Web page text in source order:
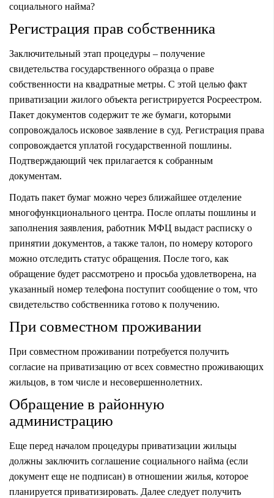
социального найма?
Регистрация прав собственника
Заключительный этап процедуры – получение
свидетельства государственного образца о праве
собственности на квадратные метры. С этой целью факт
приватизации жилого объекта регистрируется Росреестром.
Пакет документов содержит те же бумаги, которыми
сопровождалось исковое заявление в суд. Регистрация права
сопровождается уплатой государственной пошлины.
Подтверждающий чек прилагается к собранным
документам.
Подать пакет бумаг можно через ближайшее отделение
многофункционального центра. После оплаты пошлины и
заполнения заявления, работник МФЦ выдаст расписку о
принятии документов, а также талон, по номеру которого
можно отследить статус обращения. После того, как
обращение будет рассмотрено и просьба удовлетворена, на
указанный номер телефона поступит сообщение о том, что
свидетельство собственника готово к получению.
При совместном проживании
При совместном проживании потребуется получить
согласие на приватизацию от всех совместно проживающих
жильцов, в том числе и несовершеннолетних.
Обращение в районную
администрацию
Еще перед началом процедуры приватизации жильцы
должны заключить соглашение социального найма (если
документ еще не подписан) в отношении жилья, которое
планируется приватизировать. Далее следует получить